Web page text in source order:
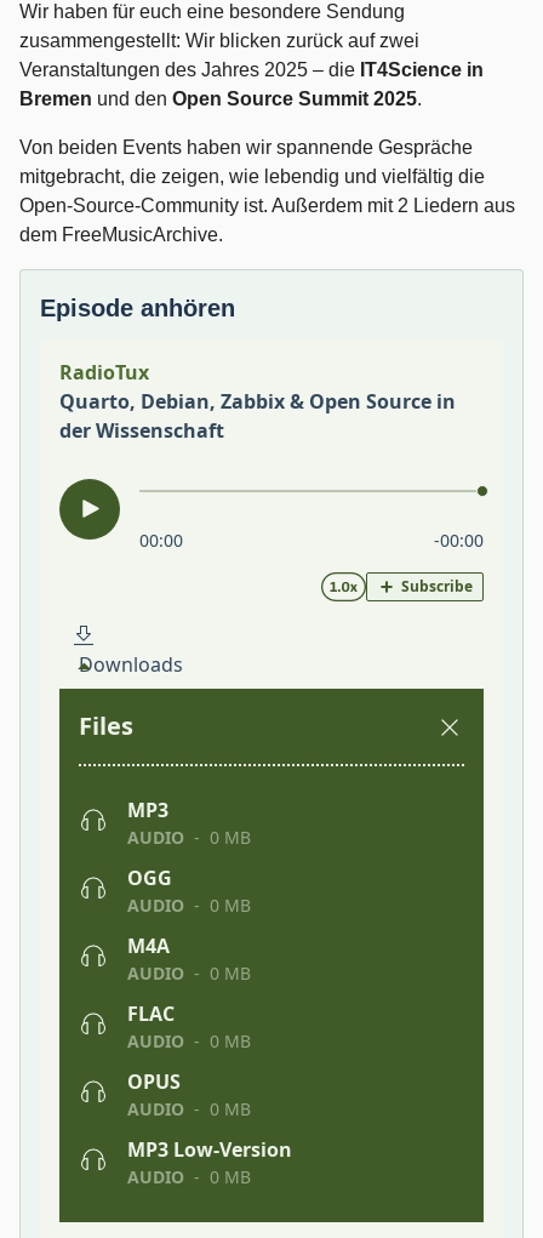
Wir haben für euch eine besondere Sendung
zusammengestellt: Wir blicken zurück auf zwei
Veranstaltungen des Jahres 2025 – die IT4Science in
Bremen und den Open Source Summit 2025.
Von beiden Events haben wir spannende Gespräche
mitgebracht, die zeigen, wie lebendig und vielfältig die
Open-Source-Community ist. Außerdem mit 2 Liedern aus
dem FreeMusicArchive.
Episode anhören